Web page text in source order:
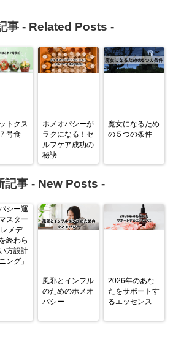
事 - Related Posts -
トクス
号食
ホメオパシーが
ラクになる！セ
ルフケア成功の
秘訣
魔女になるため
の５つの条件
記事 - New Posts -
シー運
スター
メデ
終わら
方設計
ング」
風邪とインフル
のためのホメオ
パシー
2026年のあな
たをサポートす
るエッセンス